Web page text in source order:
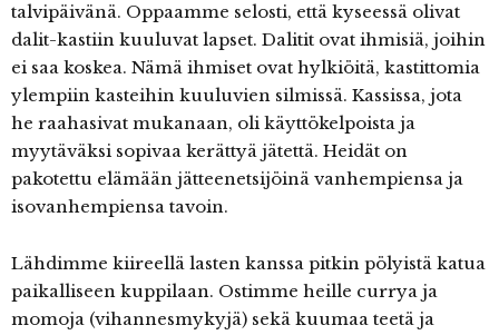
talvipäivänä. Oppaamme selosti, että kyseessä olivat
dalit-kastiin kuuluvat lapset. Dalitit ovat ihmisiä, joihin
ei saa koskea. Nämä ihmiset ovat hylkiöitä, kastittomia
ylempiin kasteihin kuuluvien silmissä. Kassissa, jota
he raahasivat mukanaan, oli käyttökelpoista ja
myytäväksi sopivaa kerättyä jätettä. Heidät on
pakotettu elämään jätteenetsijöinä vanhempiensa ja
isovanhempiensa tavoin.
Lähdimme kiireellä lasten kanssa pitkin pölyistä katua
paikalliseen kuppilaan. Ostimme heille currya ja
momoja (vihannesmykyjä) sekä kuumaa teetä ja